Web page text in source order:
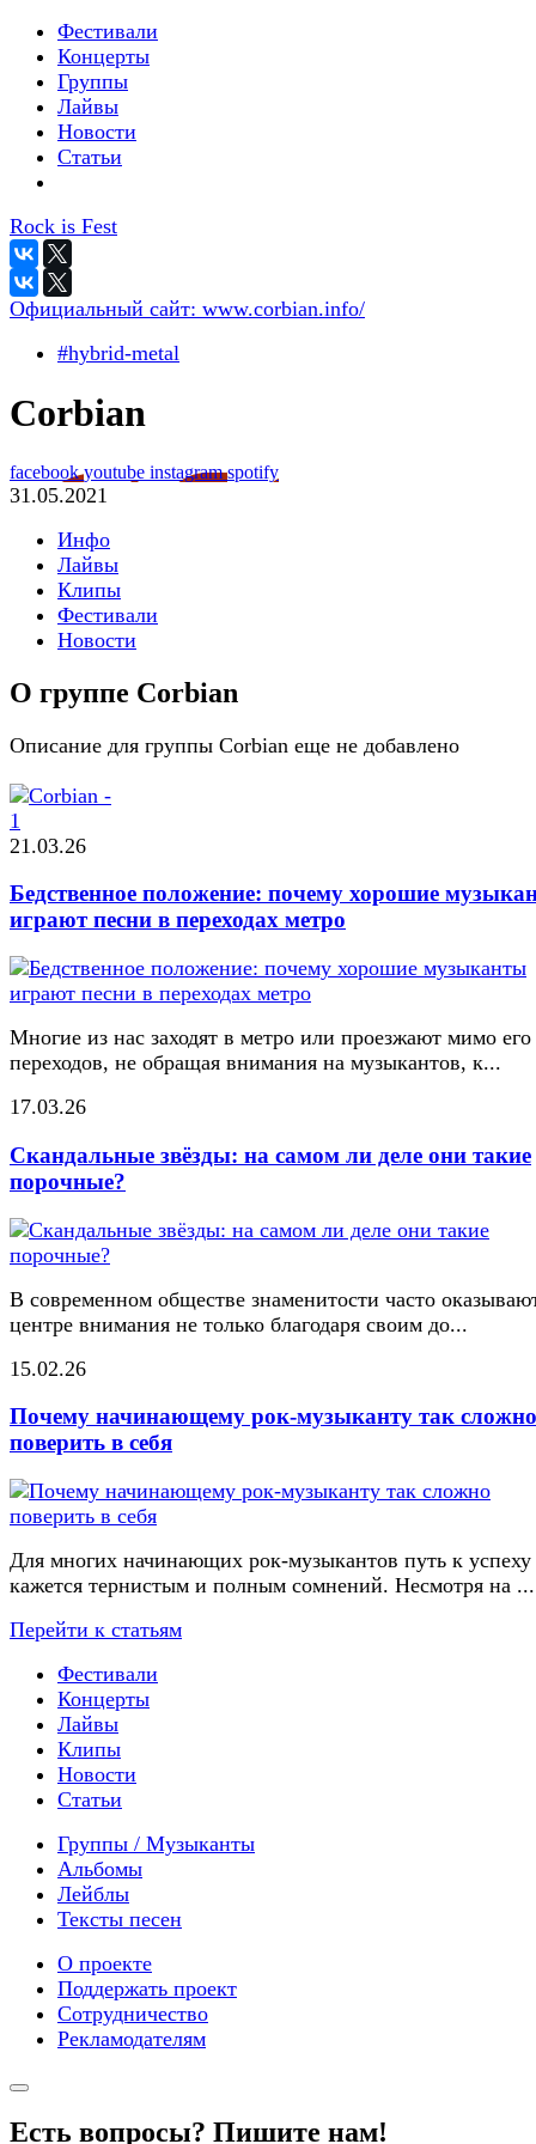
Фестивали
Концерты
Группы
Лайвы
Новости
Статьи
Rock is Fest
Официальный сайт: www.corbian.info/
#hybrid-metal
Corbian
facebookyoutube instagramspotify
31.05.2021
Инфо
Лайвы
Клипы
Фестивали
Новости
О группе Corbian
Описание для группы Corbian еще не добавлено
21.03.26
Бедственное положение: почему хорошие
играют песни в переходах метро
Многие из нас заходят в метро или проезжают мимо его
переходов, не обращая внимания на музыкантов, к...
17.03.26
Скандальные звёзды: на самом ли деле они такие
порочные?
В современном обществе знаменитости часто
центре внимания не только благодаря своим до...
15.02.26
Почему начинающему рок-музыканту так сложно
поверить в себя
Для многих начинающих рок-музыкантов путь к успеху
кажется тернистым и полным сомнений. Несмотря на ...
Перейти к статьям
Фестивали
Концерты
Лайвы
Клипы
Новости
Статьи
Группы / Музыканты
Альбомы
Лейблы
Тексты песен
О проекте
Поддержать проект
Сотрудничество
Рекламодателям
Есть вопросы? Пишите нам!